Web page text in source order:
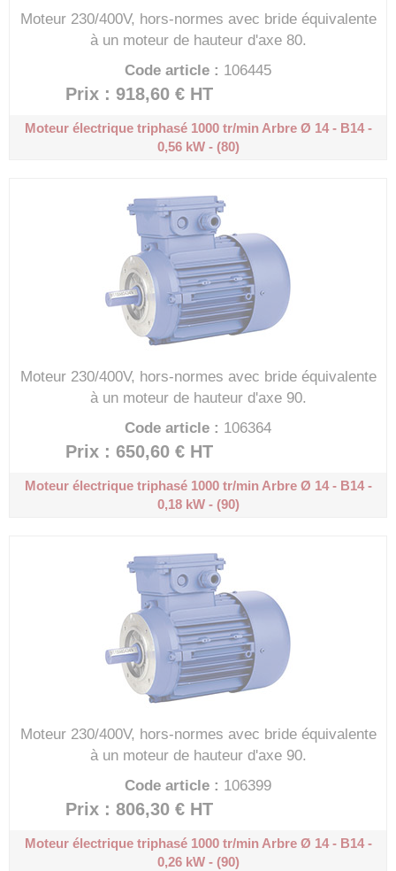
Moteur 230/400V, hors-normes avec bride équivalente
à un moteur de hauteur d'axe 80.
Code article : 106445
Prix : 918,60 € HT
Moteur électrique triphasé 1000 tr/minArbre Ø 14 - B14 -
0,56 kW - (80)
Moteur 230/400V, hors-normes avec bride équivalente
à un moteur de hauteur d'axe 90.
Code article : 106364
Prix : 650,60 € HT
Moteur électrique triphasé 1000 tr/minArbre Ø 14 - B14 -
0,18 kW - (90)
Moteur 230/400V, hors-normes avec bride équivalente
à un moteur de hauteur d'axe 90.
Code article : 106399
Prix : 806,30 € HT
Moteur électrique triphasé 1000 tr/minArbre Ø 14 - B14 -
0,26 kW - (90)